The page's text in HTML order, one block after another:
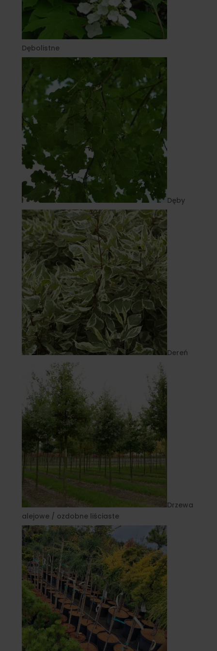
Dębolistne
Dęby
Dereń
Drzewa
alejowe / ozdobne liściaste